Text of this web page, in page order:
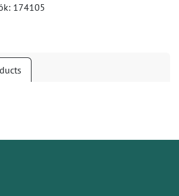
174105